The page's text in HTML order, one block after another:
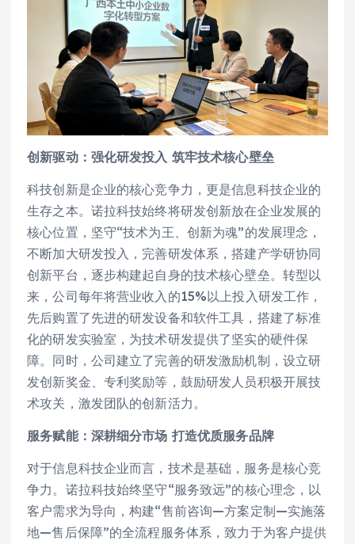
创新驱动：强化研发投入 筑牢技术核心壁垒
科技创新是企业的核心竞争力，更是信息科技企业的
生存之本。诺拉科技始终将研发创新放在企业发展的
核心位置，坚守“技术为王、创新为魂”的发展理念，
不断加大研发投入，完善研发体系，搭建产学研协同
创新平台，逐步构建起自身的技术核心壁垒。转型以
来，公司每年将营业收入的15%以上投入研发工作，
先后购置了先进的研发设备和软件工具，搭建了标准
化的研发实验室，为技术研发提供了坚实的硬件保
障。同时，公司建立了完善的研发激励机制，设立研
发创新奖金、专利奖励等，鼓励研发人员积极开展技
术攻关，激发团队的创新活力。
服务赋能：深耕细分市场 打造优质服务品牌
对于信息科技企业而言，技术是基础，服务是核心竞
争力。诺拉科技始终坚守“服务致远”的核心理念，以
客户需求为导向，构建“售前咨询—方案定制—实施落
地—售后保障”的全流程服务体系，致力于为客户提供